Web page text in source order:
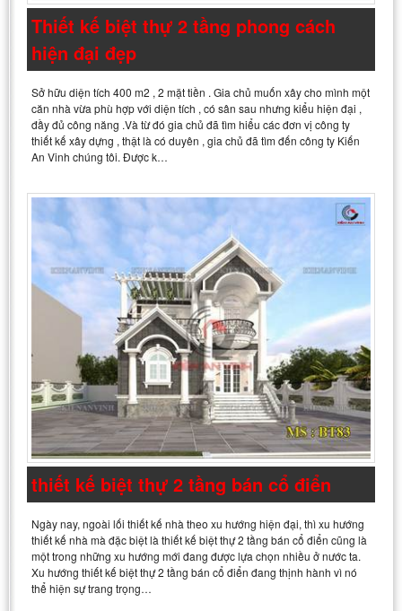
Thiết kế biệt thự 2 tầng phong cách
hiện đại đẹp
Sở hữu diện tích 400 m2 , 2 mặt tiền . Gia chủ muốn xây cho mình một
căn nhà vừa phù hợp với diện tích , có sân sau nhưng kiểu hiện đại ,
đầy đủ công năng .Và từ đó gia chủ đã tìm hiểu các đơn vị công ty
thiết kế xây dựng , thật là có duyên , gia chủ đã tìm đến công ty Kiến
An Vinh chúng tôi. Được k…
thiết kế biệt thự 2 tầng bán cổ điển
Ngày nay, ngoài lối thiết kế nhà theo xu hướng hiện đại, thì xu hướng
thiết kế nhà mà đặc biệt là thiết kế biệt thự 2 tầng bán cổ điển cũng là
một trong những xu hướng mới đang được lựa chọn nhiều ở nước ta.
Xu hướng thiết kế biệt thự 2 tầng bán cổ điển đang thịnh hành vì nó
thể hiện sự trang trọng…